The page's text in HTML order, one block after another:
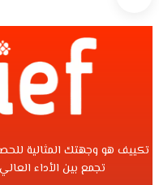
تكييف هو وجهتك المثالية
تجمع بين الأداء